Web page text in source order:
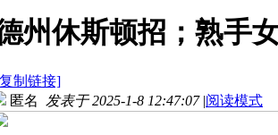
州休斯顿招；熟手
制链接]
匿名 发表于 2025-1-8 12:47:07 |阅读模式